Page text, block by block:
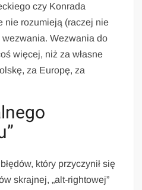
czy Konrada
nie rozumieją (raczej nie
Wezwania do
więcej, niż za własne
za Europę, za
który przyczynił się
skrajnej, „alt-rightowej”